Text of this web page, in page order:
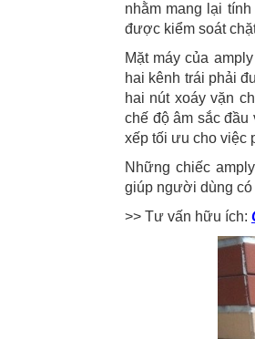
nhằm mang lại
được kiểm soát
Mặt máy của
hai kênh trái phải
hai nút xoáy vặn
chế độ âm sắc
xếp tối ưu cho việc
Những chiếc
giúp người dùng có
>> Tư vấn hữu ích: